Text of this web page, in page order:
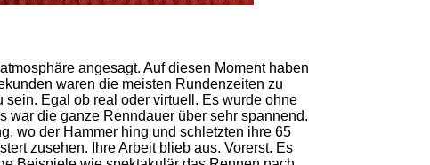
angesagt. Auf diesen Moment haben
waren die meisten Rundenzeiten zu
Egal ob real oder virtuell. Es wurde ohne
war die ganze Renndauer über sehr spannend.
wo der Hammer hing und schletzten ihre 65
zusehen. Ihre Arbeit blieb aus. Vorerst. Es